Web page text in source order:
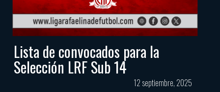
Lista de convocados para la
Selección LRF Sub 14
12 septiembre, 2025